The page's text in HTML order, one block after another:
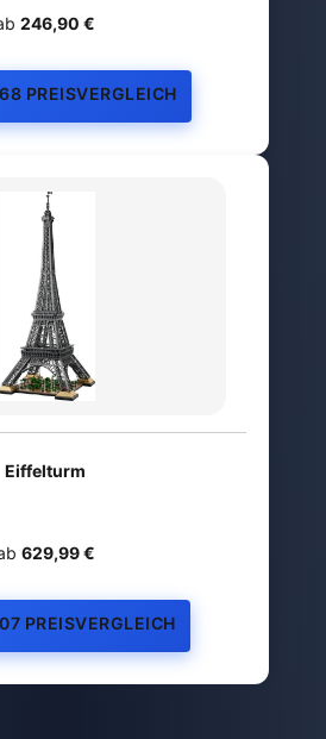
246,90 €
PREISVERGLEICH
Eiffelturm
629,99 €
PREISVERGLEICH